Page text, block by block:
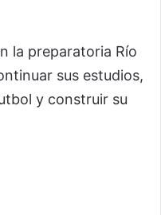
la preparatoria Río
sus estudios,
y construir su